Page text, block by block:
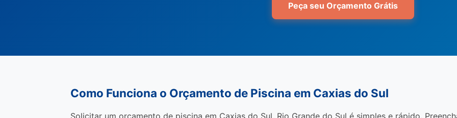
Peça seu Orçamento Grátis
Como Funciona o Orçamento de Piscina em Caxias do Sul
Solicitar um orçamento de piscina em Caxias do Sul, Rio Grande do Sul é simples e rápido.